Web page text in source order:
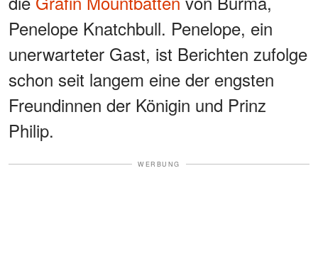
Penelope Knatchbull. Penelope, ein
unerwarteter Gast, ist Berichten zufolge
schon seit langem eine der engsten
Freundinnen der Königin und Prinz
Philip.
WERBUNG